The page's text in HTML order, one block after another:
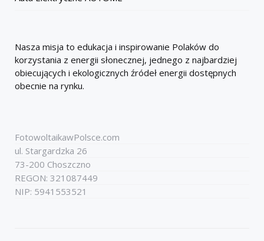
Nasza misja to edukacja i inspirowanie Polaków do
korzystania z energii słonecznej, jednego z najbardziej
obiecujących i ekologicznych źródeł energii dostępnych
obecnie na rynku.
FotowoltaikawPolsce.com
ul. Stargardzka 26
73-200 Choszczno
REGON: 321087449
NIP: 5941553521